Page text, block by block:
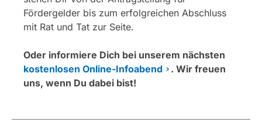
Fördergelder bis zum erfolgreichen Abschluss
mit Rat und Tat zur Seite.
Oder informiere Dich bei unserem nächsten
kostenlosen Online-Infoabend
. Wir freuen
uns, wenn Du dabei bist!